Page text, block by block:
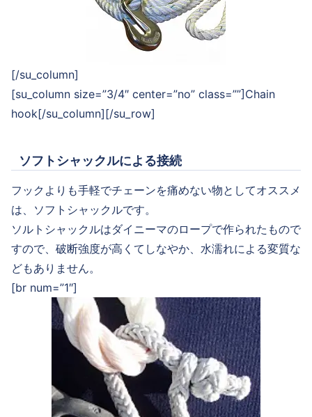
[/su_column]
[su_column size=”3/4″ center=”no” class=””]Chain
hook[/su_column][/su_row]
ソフトシャックルによる接続
フックよりも手軽でチェーンを痛めない物としてオススメ
は、ソフトシャックルです。
ソルトシャックルはダイニーマのロープで作られたもので
すので、破断強度が高くてしなやか、水濡れによる変質な
どもありません。
[br num=”1″]